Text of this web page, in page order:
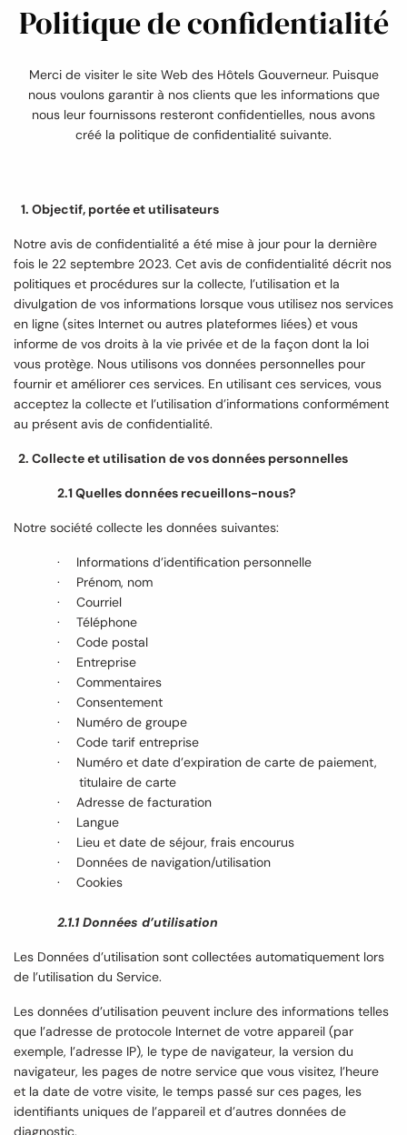
Politique de confidentialité
Merci de visiter le site Web des Hôtels Gouverneur. Puisque
nous voulons garantir à nos clients que les informations que
nous leur fournissons resteront confidentielles, nous avons
créé la politique de confidentialité suivante.
Objectif, portée et utilisateurs
Notre avis de confidentialité a été mise à jour pour la dernière
fois le 22 septembre 2023. Cet avis de confidentialité décrit nos
politiques et procédures sur la collecte, l’utilisation et la
divulgation de vos informations lorsque vous utilisez nos services
en ligne (sites Internet ou autres plateformes liées) et vous
informe de vos droits à la vie privée et de la façon dont la loi
vous protège. Nous utilisons vos données personnelles pour
fournir et améliorer ces services. En utilisant ces services, vous
acceptez la collecte et l’utilisation d’informations conformément
au présent avis de confidentialité.
Collecte et utilisation de vos données personnelles
2.1 Quelles données recueillons-nous?
Notre société collecte les données suivantes:
·
Informations d’identification personnelle
·
Prénom, nom
·
Courriel
·
Téléphone
·
Code postal
·
Entreprise
·
Commentaires
·
Consentement
·
Numéro de groupe
·
Code tarif entreprise
·
Numéro et date d’expiration de carte de paiement,
titulaire de carte
·
Adresse de facturation
·
Langue
·
Lieu et date de séjour, frais encourus
·
Données de navigation/utilisation
·
Cookies
2.1.1 Données d’utilisation
Les Données d’utilisation sont collectées automatiquement lors
de l’utilisation du Service.
Les données d’utilisation peuvent inclure des informations telles
que l’adresse de protocole Internet de votre appareil (par
exemple, l’adresse IP), le type de navigateur, la version du
navigateur, les pages de notre service que vous visitez, l’heure
et la date de votre visite, le temps passé sur ces pages, les
identifiants uniques de l’appareil et d’autres données de
diagnostic.